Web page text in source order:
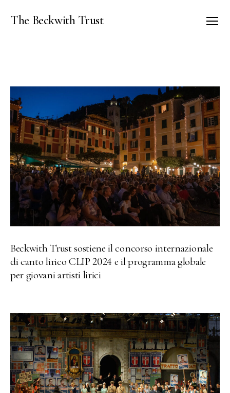
The Beckwith Trust
Beckwith Trust sostiene il concorso internazionale
di canto lirico CLIP 2024 e il programma globale
per giovani artisti lirici